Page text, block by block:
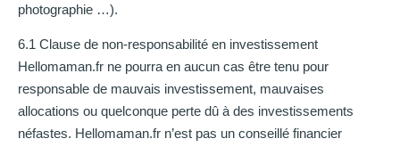
photographie …).
6.1 Clause de non-responsabilité en investissement
Hellomaman.fr ne pourra en aucun cas être tenu pour
responsable de mauvais investissement, mauvaises
allocations ou quelconque perte dû à des investissements
néfastes. Hellomaman.fr n’est pas un conseillé financier